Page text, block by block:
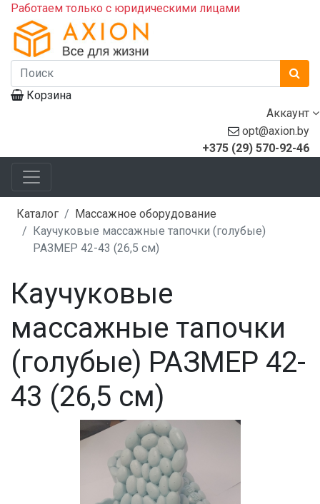
Работаем только с юридическими лицами
Корзина
Аккаунт
opt@axion.by
+375 (29) 570-92-46
Каталог
Массажное оборудование
Каучуковые массажные тапочки (голубые)
РАЗМЕР 42-43 (26,5 см)
Каучуковые
массажные тапочки
(голубые) РАЗМЕР 42-
43 (26,5 см)